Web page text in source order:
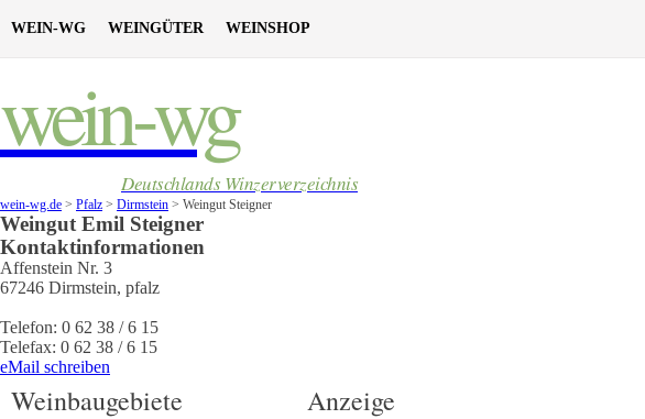
WEIN-WG WEINGÜTER WEINSHOP
wein-wg
Deutschlands Winzerverzeichnis
wein-wg.de > Pfalz > Dirmstein > Weingut Steigner
Weingut Emil Steigner
Kontaktinformationen
Affenstein Nr. 3
67246 Dirmstein, pfalz
Telefon: 0 62 38 / 6 15
Telefax: 0 62 38 / 6 15
eMail schreiben
Weinbaugebiete Anzeige